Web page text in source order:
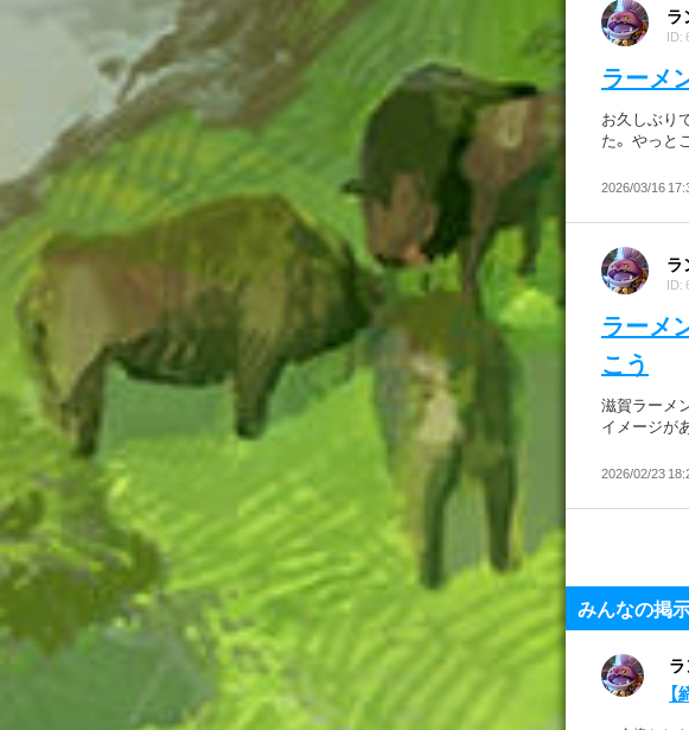
ラ
ID:
ラーメ
お久しぶり
た。 やっと
2026/03/16
ラ
ID:
ラーメ
こう
滋賀ラーメ
イメージが
2026/02/23
みんなの掲